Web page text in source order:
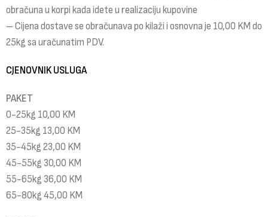
obračuna u korpi kada idete u realizaciju kupovine
– Cijena dostave se obračunava po kilaži i osnovna je 10,00 KM do
25kg sa uračunatim PDV.
CJENOVNIK USLUGA
PAKET
0-25kg 10,00 KM
25-35kg 13,00 KM
35-45kg 23,00 KM
45-55kg 30,00 KM
55-65kg 36,00 KM
65-80kg 45,00 KM